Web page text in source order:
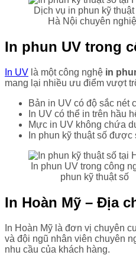
Dịch vụ in phun kỹ
Hà Nội chuyên
In phun UV trong
In UV là một công nghệ in
mang lại nhiều ưu điểm vượt
Bản in UV có độ sắc nét
In UV có thể in trên hầu
Mực in UV không chứa
In phun kỹ thuật số
In phun UV trong công
phun kỹ thuật số
In Hoàn Mỹ – Địa
In Hoàn Mỹ là đơn vị chuyên
và đội ngũ nhân viên chuyên
nhu cầu của khách hàng.